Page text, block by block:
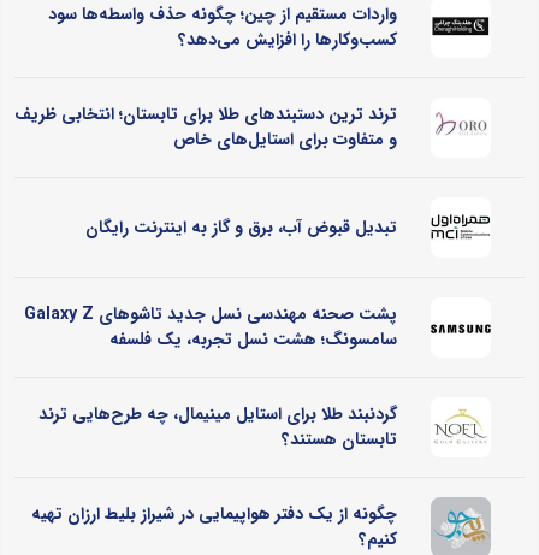
واردات مستقیم از چین؛ چگونه حذف واسطه‌ها سود
کسب‌وکارها را افزایش می‌دهد؟
ترند ترین دستبندهای طلا برای تابستان؛ انتخابی ظریف
و متفاوت برای استایل‌های خاص
تبدیل قبوض آب، برق و گاز به اینترنت رایگان
پشت صحنه مهندسی نسل جدید تاشوهای Galaxy Z
سامسونگ؛ هشت نسل تجربه، یک فلسفه
گردنبند طلا برای استایل مینیمال، چه طرح‌هایی ترند
تابستان هستند؟
چگونه از یک دفتر هواپیمایی در شیراز بلیط ارزان تهیه
کنیم؟